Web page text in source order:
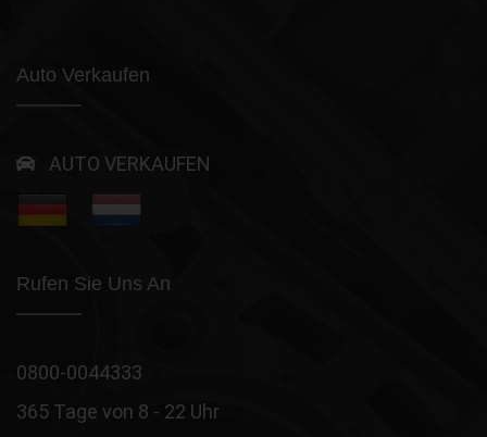
Auto Verkaufen
AUTO VERKAUFEN
Rufen Sie Uns An
0800-0044333
365 Tage von 8 - 22 Uhr